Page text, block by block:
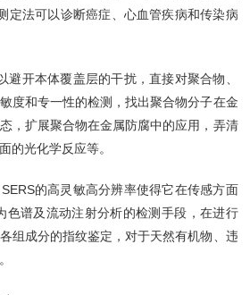
定法可以诊断癌症、心血管疾病和传染病
避开本体覆盖层的干扰，直接对聚合物、
度和专一性的检测，找出聚合物分子在金
，扩展聚合物在金属防腐中的应用，弄清
的光化学反应等。
的高灵敏高分辨率使得它在传感方面
色谱及流动注射分析的检测手段，在进行
组成分的指纹鉴定，对于天然有机物、违